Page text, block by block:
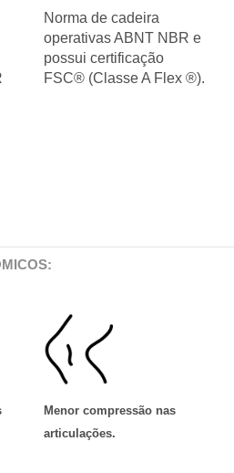
Norma de cadeira
operativas ABNT NBR e
possui certificação
FSC® (Classe A Flex ®).
Menor compressão nas
articulações.